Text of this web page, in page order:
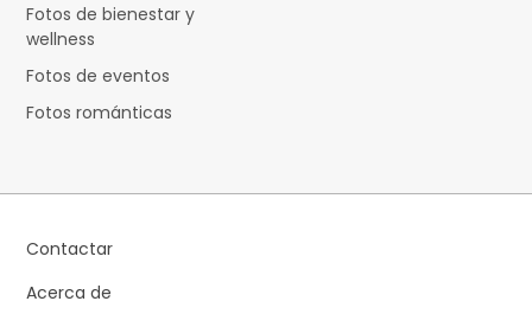
Fotos de bienestar y
wellness
Fotos de eventos
Fotos románticas
Contactar
Acerca de